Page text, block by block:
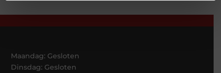
Maandag: Gesloten
Dinsdag: Gesloten